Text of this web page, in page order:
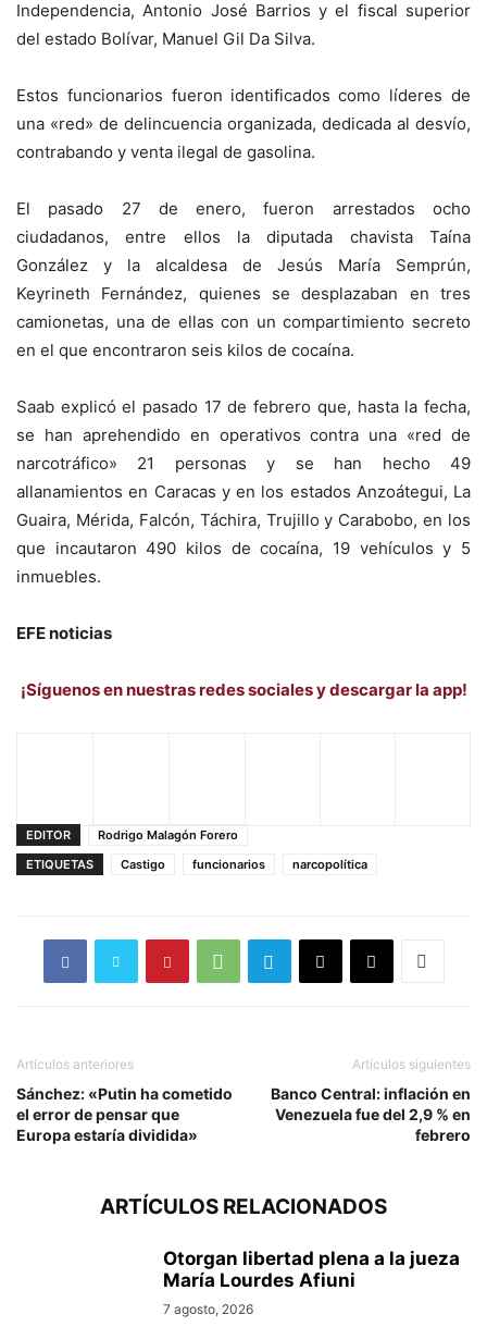
Independencia, Antonio José Barrios y el fiscal superior
del estado Bolívar, Manuel Gil Da Silva.
Estos funcionarios fueron identificados como líderes de
una «red» de delincuencia organizada, dedicada al desvío,
contrabando y venta ilegal de gasolina.
El pasado 27 de enero, fueron arrestados ocho
ciudadanos, entre ellos la diputada chavista Taína
González y la alcaldesa de Jesús María Semprún,
Keyrineth Fernández, quienes se desplazaban en tres
camionetas, una de ellas con un compartimiento secreto
en el que encontraron seis kilos de cocaína.
Saab explicó el pasado 17 de febrero que, hasta la fecha,
se han aprehendido en operativos contra una «red de
narcotráfico» 21 personas y se han hecho 49
allanamientos en Caracas y en los estados Anzoátegui, La
Guaira, Mérida, Falcón, Táchira, Trujillo y Carabobo, en los
que incautaron 490 kilos de cocaína, 19 vehículos y 5
inmuebles.
EFE noticias
¡Síguenos en nuestras redes sociales y descargar la app!
EDITOR
Rodrigo Malagón Forero
ETIQUETAS
Castigo funcionarios narcopolítica
Artículos anteriores
Sánchez: «Putin ha cometido
el error de pensar que
Europa estaría dividida»
Artículos siguientes
Banco Central: inflación en
Venezuela fue del 2,9 % en
febrero
ARTÍCULOS RELACIONADOS
Otorgan libertad plena a la jueza
María Lourdes Afiuni
7 agosto, 2026